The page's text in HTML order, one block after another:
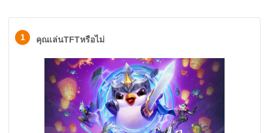
1 คุณเล่นTFTหรือไม่